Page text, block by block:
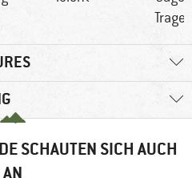
SCHAUTEN SICH AUCH
AN